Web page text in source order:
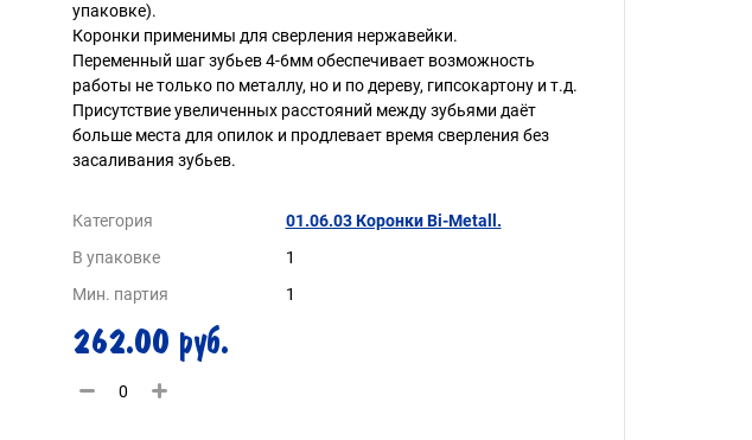
упаковке).
Коронки применимы для сверления нержавейки.
Переменный шаг зубьев 4-6мм обеспечивает возможность
работы не только по металлу, но и по дереву, гипсокартону и т.д.
Присутствие увеличенных расстояний между зубьями даёт
больше места для опилок и продлевает время сверления без
засаливания зубьев.
Категория
01.06.03 Коронки Bi-Metall.
В упаковке
1
Мин. партия
1
262.00 руб.